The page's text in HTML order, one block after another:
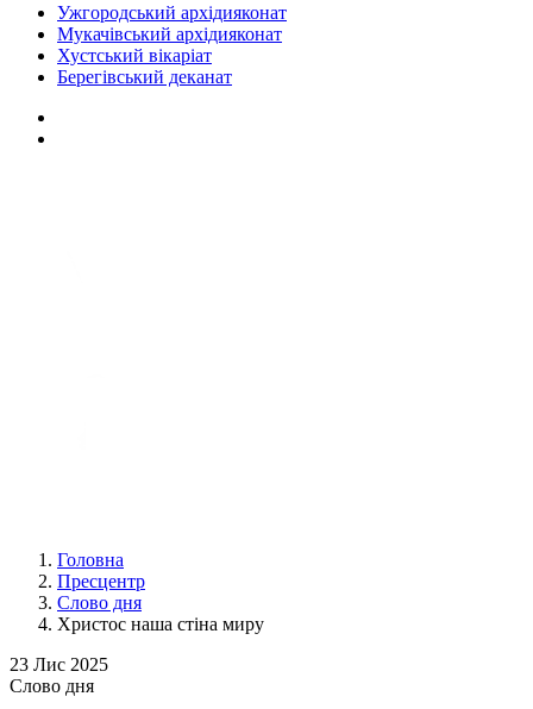
Ужгородський архідияконат
Мукачівський архідияконат
Хустський вікаріат
Берегівський деканат
Головна
Пресцентр
Слово дня
Христос наша стіна миру
23 Лис 2025
Слово дня